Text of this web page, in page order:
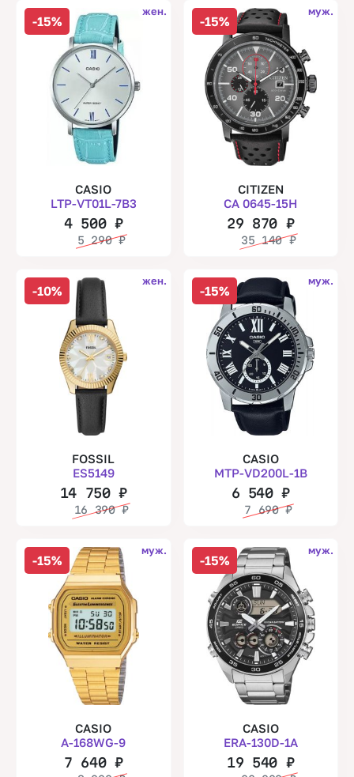
-15%
жен.
CASIO
LTP-VT01L-7B3
4 500 ₽
5 290₽
-15%
муж.
CITIZEN
CA 0645-15H
29 870 ₽
35 140₽
-10%
жен.
FOSSIL
ES5149
14 750₽
16 390₽
-15%
муж.
CASIO
MTP-VD200L-1B
6 540₽
7 690₽
-15%
муж.
CASIO
A-168WG-9
7 640 ₽
-15%
муж.
CASIO
ERA-130D-1A
19 540 ₽